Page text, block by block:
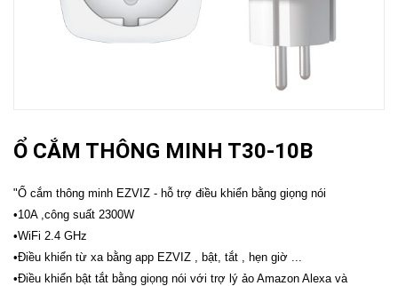
Ổ CẮM THÔNG MINH T30-10B
"Ổ cắm thông minh EZVIZ - hỗ trợ điều khiển bằng giọng nói
•10A ,công suất 2300W
•WiFi 2.4 GHz
•Điều khiển từ xa bằng app EZVIZ , bật, tắt , hẹn giờ ...
•Điều khiển bật tắt bằng giọng nói với trợ lý ảo Amazon Alexa và